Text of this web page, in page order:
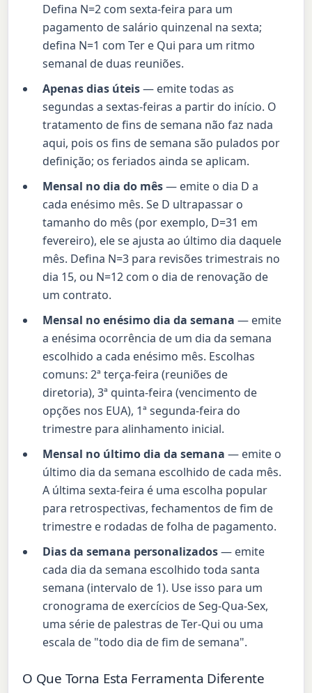
Defina N=2 com sexta-feira para um
pagamento de salário quinzenal na sexta;
defina N=1 com Ter e Qui para um ritmo
semanal de duas reuniões.
Apenas dias úteis— emite todas as
segundas a sextas-feiras a partir do início. O
tratamento de fins de semana não faz nada
aqui, pois os fins de semana são pulados por
definição; os feriados ainda se aplicam.
Mensal no dia do mês— emite o dia D a
cada enésimo mês. Se D ultrapassar o
tamanho do mês (por exemplo, D=31 em
fevereiro), ele se ajusta ao último dia daquele
mês. Defina N=3 para revisões trimestrais no
dia 15, ou N=12 com o dia de renovação de
um contrato.
Mensal no enésimo dia da semana — emite
a enésima ocorrência de um dia da semana
escolhido a cada enésimo mês. Escolhas
comuns: 2ª terça-feira (reuniões de
diretoria), 3ª quinta-feira (vencimento de
opções nos EUA), 1ª segunda-feira do
trimestre para alinhamento inicial.
Mensal no último dia da semana — emite o
último dia da semana escolhido de cada mês.
A última sexta-feira é uma escolha popular
para retrospectivas, fechamentos de fim de
trimestre e rodadas de folha de pagamento.
Dias da semana personalizados— emite
cada dia da semana escolhido toda santa
semana (intervalo de 1). Use isso para um
cronograma de exercícios de Seg-Qua-Sex,
uma série de palestras de Ter-Qui ou uma
escala de "todo dia de fim de semana".
O Que Torna Esta Ferramenta Diferente